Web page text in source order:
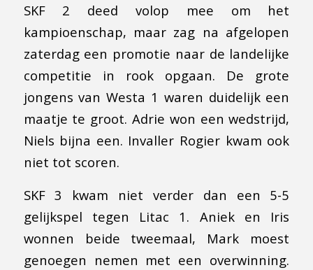
SKF 2 deed volop mee om het
kampioenschap, maar zag na afgelopen
zaterdag een promotie naar de landelijke
competitie in rook opgaan. De grote
jongens van Westa 1 waren duidelijk een
maatje te groot. Adrie won een wedstrijd,
Niels bijna een. Invaller Rogier kwam ook
niet tot scoren.
SKF 3 kwam niet verder dan een 5-5
gelijkspel tegen Litac 1. Aniek en Iris
wonnen beide tweemaal, Mark moest
genoegen nemen met een overwinning.